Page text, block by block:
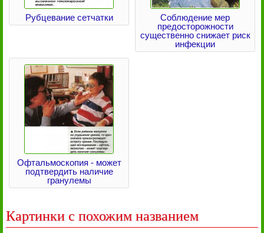
Рубцевание сетчатки
Соблюдение мер
предосторожности
существенно снижает риск
инфекции
Офтальмоскопия - может
подтвердить наличие
гранулемы
Картинки с похожим названием